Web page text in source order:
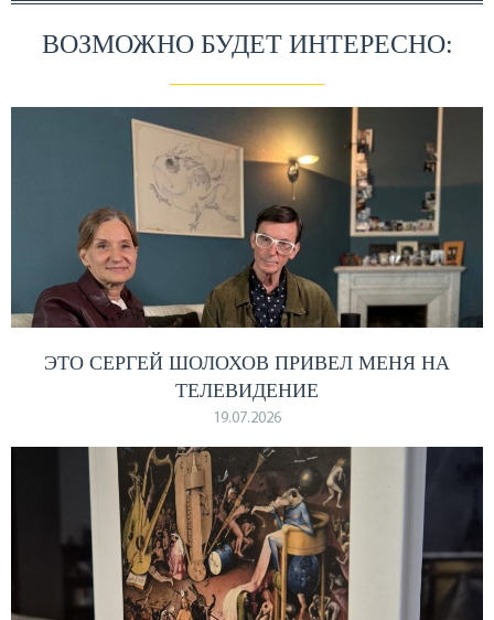
ВОЗМОЖНО БУДЕТ ИНТЕРЕСНО:
ЭТО СЕРГЕЙ ШОЛОХОВ ПРИВЕЛ МЕНЯ НА
ТЕЛЕВИДЕНИЕ
19.07.2026